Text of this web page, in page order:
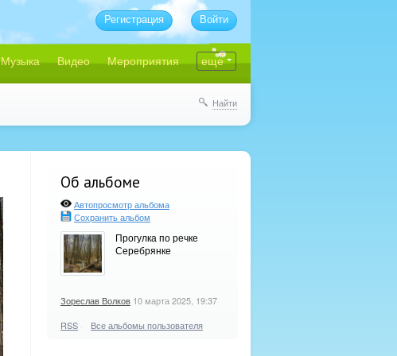
Музыка Видео Мероприятия еще
Регистрация Войти
Найти
Об альбоме
Автопросмотр альбома
Сохранить альбом
Прогулка по речке
Серебрянке
Зореслав Волков 10 марта 2025, 19:37
RSS · Все альбомы пользователя